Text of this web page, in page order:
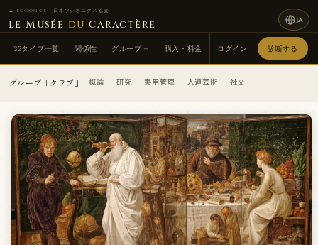
← SOCIONICS · 日本ソシオニクス協会
Le Musée du Caractère
32タイプ一覧 関係性 グループ 購入・料金 ログイン 診断する
JA
グループ「クラブ」 概論 研究 実用管理 人道芸術 社交